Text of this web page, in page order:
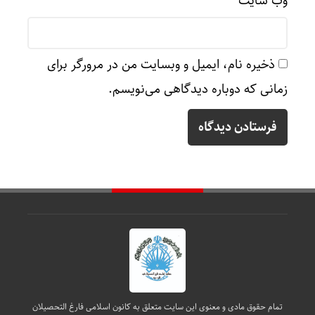
ذخیره نام، ایمیل و وبسایت من در مرورگر برای
زمانی که دوباره دیدگاهی می‌نویسم.
تمام حقوق مادی و معنوی این سایت متعلق به کانون اسلامی فارغ التحصیلان